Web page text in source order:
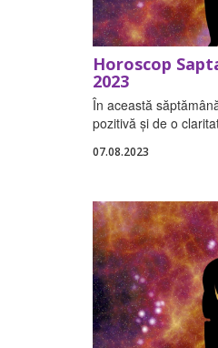
Horoscop
2023
În această
pozitivă și de o
07.08.2023